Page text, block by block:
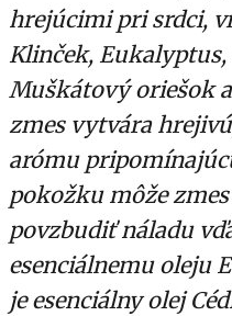
hrejúcimi pri srdci,
Klinček, Eukalyptus,
Muškátový oriešok
zmes vytvára
arómu
pokožku môže
povzbudiť náladu
esenciálnemu oleju
je esenciálny olej